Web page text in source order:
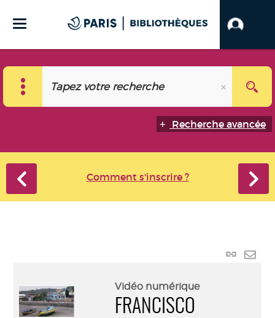
Recherche avancée
Comment s'inscrire ?
Lien
Vidéo numérique
FRANCISCO